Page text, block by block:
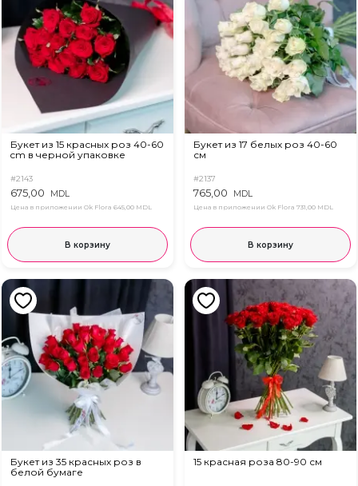
Букет из 15 красных роз 40-60
cm в черной упаковке
#2143
675,00 MDL
Цена в приложении Ok Flora 645,00 MDL
В корзину
Букет из 17 белых роз 40-60
см
#2137
765,00 MDL
Цена в приложении Ok Flora 731,00 MDL
В корзину
Букет из 35 красных роз в
белой бумаге
15 красная роза 80-90 см